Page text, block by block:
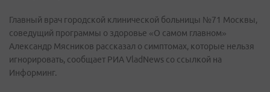
Главный врач городской клинической больницы №71 Москвы,
соведущий программы о здоровье «О самом главном»
Александр Мясников рассказал о симптомах, которые нельзя
игнорировать, сообщает РИА VladNews со ссылкой на
Информинг.